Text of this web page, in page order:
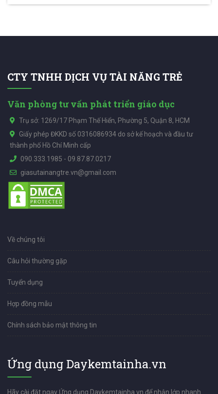
CTY TNHH DỊCH VỤ TÀI NĂNG TRẺ
Văn phòng tư vấn phát triển giáo dục
Trụ sở: 1269/17 Phạm Thế Hiển, Phường 5, Quận 8, HCM
Giấy phép ĐKKD số 0316086934 do sở kế hoạch và đầu tư
thành phố Hồ Chí Minh cấp
090.333.1985 - 09.87.87.0217
giasutainangtre.vn@gmail.com
Về chúng tôi
Câu hỏi thường gặp
Tuyển dụng
Hợp đồng mẫu
Chính sách bảo mật thông tin
Ứng dụng Daykemtainha.vn
Hãy cài đặt ngay Ứng dụng Daykemtainha.vn để nhận lớp nhanh